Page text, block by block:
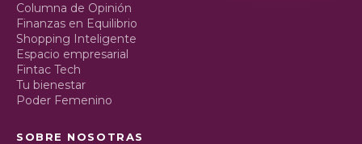
Columna de Opinión
Finanzas en Equilibrio
Shopping Inteligente
Espacio empresarial
Fintac Tech
Tu bienestar
Poder Femenino
SOBRE NOSOTRAS